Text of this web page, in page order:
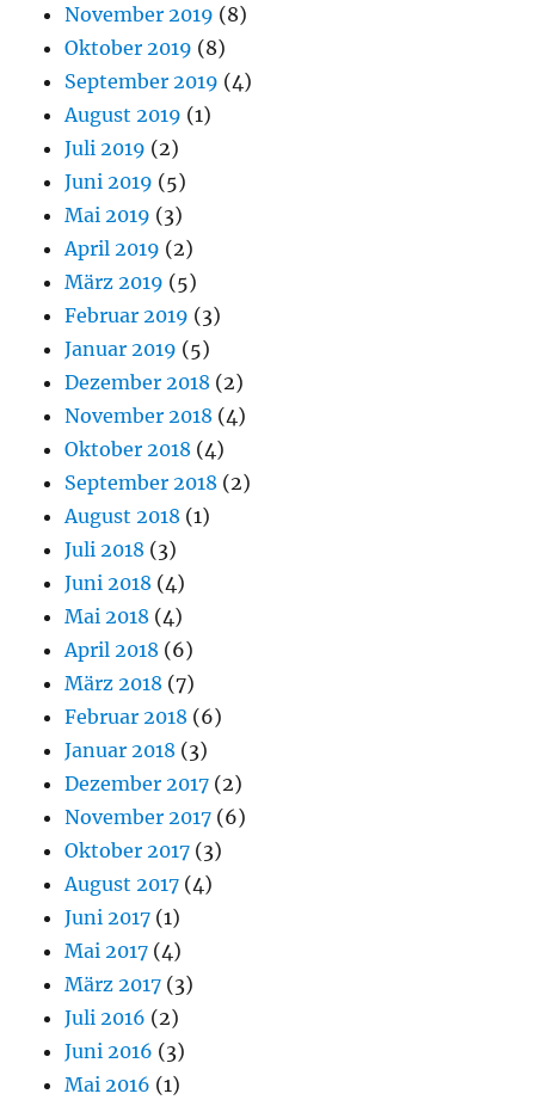
November 2019 (8)
Oktober 2019 (8)
September 2019 (4)
August 2019 (1)
Juli 2019 (2)
Juni 2019 (5)
Mai 2019 (3)
April 2019 (2)
März 2019 (5)
Februar 2019 (3)
Januar 2019 (5)
Dezember 2018 (2)
November 2018 (4)
Oktober 2018 (4)
September 2018 (2)
August 2018 (1)
Juli 2018 (3)
Juni 2018 (4)
Mai 2018 (4)
April 2018 (6)
März 2018 (7)
Februar 2018 (6)
Januar 2018 (3)
Dezember 2017 (2)
November 2017 (6)
Oktober 2017 (3)
August 2017 (4)
Juni 2017 (1)
Mai 2017 (4)
März 2017 (3)
Juli 2016 (2)
Juni 2016 (3)
Mai 2016 (1)